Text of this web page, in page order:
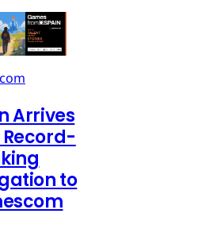
Arrives
to